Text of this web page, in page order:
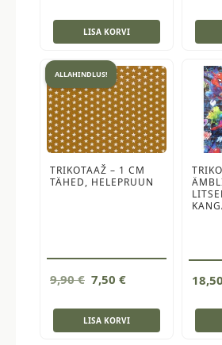
LISA KORVI
ALLAHINDLUS!
TRIKOTAAŽ – 1 CM
TÄHED, HELEPRUUN
9,90€ Algne
oli:
9,90 €.
7,50 €Current
is:
7,50 €.
LISA KORVI
18,50